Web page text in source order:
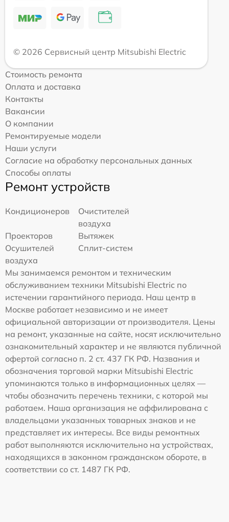
© 2026 Сервисный центр Mitsubishi Electric
Стоимость ремонта
Оплата и доставка
Контакты
Вакансии
О компании
Ремонтируемые модели
Наши услуги
Согласие на обработку персональных данных
Способы оплаты
Ремонт устройств
Кондиционеров
Очистителей
воздуха
Проекторов
Вытяжек
Осушителей
воздуха
Сплит-систем
Мы занимаемся ремонтом и техническим
обслуживанием техники Mitsubishi Electric по
истечении гарантийного периода. Наш центр в
Москве работает независимо и не имеет
официальной авторизации от производителя. Цены
на ремонт, указанные на сайте, носят исключительно
ознакомительный характер и не являются публичной
офертой согласно п. 2 ст. 437 ГК РФ. Названия и
обозначения торговой марки Mitsubishi Electric
упоминаются только в информационных целях —
чтобы обозначить перечень техники, с которой мы
работаем. Наша организация не аффилирована с
владельцами указанных товарных знаков и не
представляет их интересы. Все виды ремонтных
работ выполняются исключительно на устройствах,
находящихся в законном гражданском обороте, в
соответствии со ст. 1487 ГК РФ.